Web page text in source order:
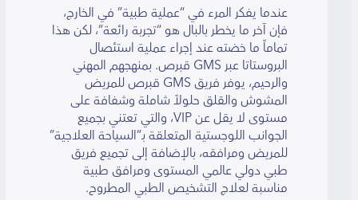
عندما يفكر المرء في “عملية طبية” في الخارج،
فإن آخر ما يخطر بالبال هو “تجربة رائعة”، لكن هذا
تماماً ما خضته عند إجراء عملية استئصال
البروستاتا عبر GMS قبرص. بمنهجهم المهني
والرحيم، يوفر فريق GMS قبرص للمريض
المشوش والقلق حلولاً شاملة وشفافة على
مستوى لا يقل عن VIP، والتي تعتني بجميع
الجوانب اللوجستية المتعلقة بـ”السياحة العلاجية”
للمريض ومرافقه، بالإضافة إلى تجميع فريق
طبي دولي عالمي المستوى ومرافق طبية
مناسبة لعلاج التشخيص الطبي المطروح.